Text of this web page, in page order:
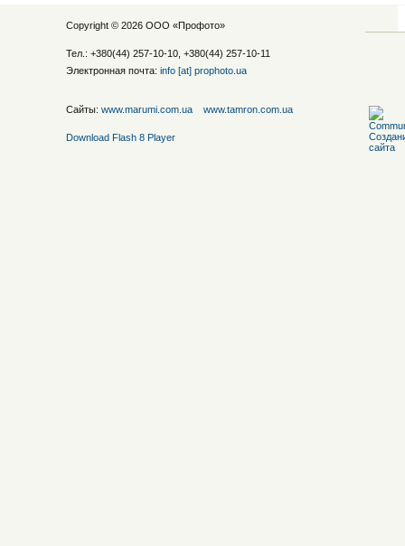
Copyright © 2026 ООО «Профото»
Тел.: +380(44) 257-10-10, +380(44) 257-10-11
Электронная почта: info [at] prophoto.ua
Сайты: www.marumi.com.ua www.tamron.com.ua
Download Flash 8 Player